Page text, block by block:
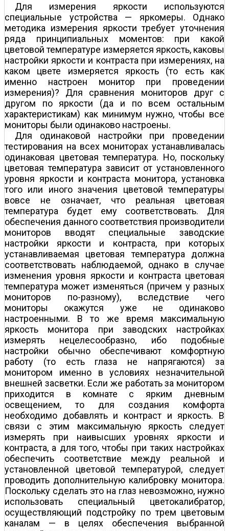
Для измерения яркости используются
специальные устройства — яркомеры. Однако
методика измерения яркости требует уточнения
ряда принципиальных моментов: при какой
цветовой температуре измеряется яркость, каковы
настройки яркости и контраста при измерениях, на
каком цвете измеряется яркость (то есть как
именно настроен монитор при проведении
измерения)? Для сравнения мониторов друг с
другом по яркости (да и по всем остальным
характеристикам) как минимум нужно, чтобы все
мониторы были одинаково настроены.
Для одинаковой настройки при проведении
тестирования на всех мониторах устанавливалась
одинаковая цветовая температура. Но, поскольку
цветовая температура зависит от установленного
уровня яркости и контраста монитора, установка
того или иного значения цветовой температуры
вовсе не означает, что реальная цветовая
температура будет ему соответствовать. Для
обеспечения данного соответствия производители
мониторов вводят специальные заводские
настройки яркости и контраста, при которых
устанавливаемая цветовая температура должна
соответствовать наблюдаемой, однако в случае
изменения уровня яркости и контраста цветовая
температура может изменяться (причем у разных
мониторов по-разному), вследствие чего
мониторы окажутся уже не одинаково
настроенными. В то же время максимальную
яркость монитора при заводских настройках
измерять нецелесообразно, ибо подобные
настройки обычно обеспечивают комфортную
работу (то есть глаза не напрягаются) за
монитором именно в условиях незначительной
внешней засветки. Если же работать за монитором
приходится в комнате с ярким дневным
освещением, то для создания комфорта
необходимо добавлять и контраст и яркость. В
связи с этим максимальную яркость следует
измерять при наивысших уровнях яркости и
контраста, а для того, чтобы при таких настройках
обеспечить соответствие между реальной и
установленной цветовой температурой, следует
проводить дополнительную калибровку монитора.
Поскольку сделать это на глаз невозможно, нужно
использовать специальный цветокалибратор,
осуществляющий подстройку по трем цветовым
каналам — в целях обеспечения выбранной